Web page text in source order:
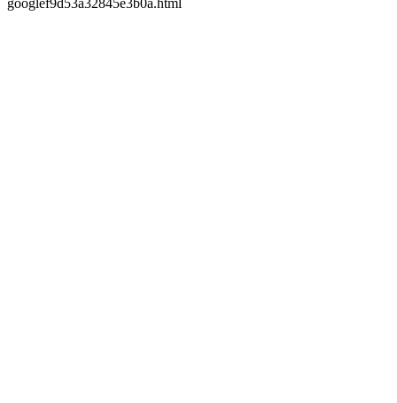
googlef9d53a32845e3b0a.html